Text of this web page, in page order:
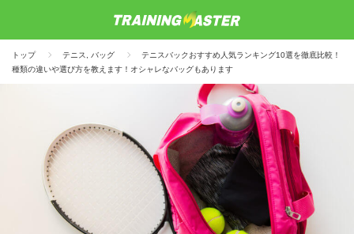
トップ テニス バッグ
テニスバックおすすめ人気ランキング10選を徹底比較！
種類の違いや選び方を教えます！オシャレなバッグもあります